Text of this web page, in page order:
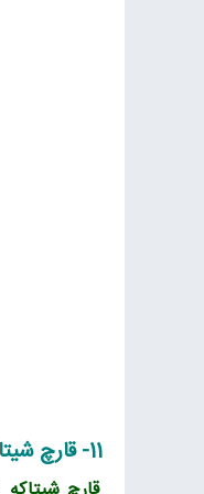
11- قارچ‌ شیتاکه از گرانترین قارچ‌های جهان